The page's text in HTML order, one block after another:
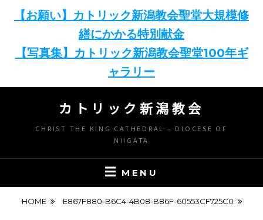
【お願い】カトリック新潟教会聖堂大規模修
繕にかかる特別献金
【写真集】カトリック新潟教会聖堂100年ギ
ャラリー
content
カトリック新潟教会
CHRIST THE KING CATHEDRAL – DIOCESE OF
NIIGATA
MENU
HOME E867F880-B6C4-4B08-B86F-60553CF725C0